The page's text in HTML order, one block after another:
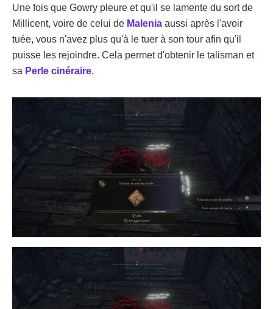
Une fois que Gowry pleure et qu'il se lamente du sort de
Millicent, voire de celui de Malenia aussi après l'avoir
tuée, vous n'avez plus qu'à le tuer à son tour afin qu'il
puisse les rejoindre. Cela permet d'obtenir le talisman et
sa Perle cinéraire.